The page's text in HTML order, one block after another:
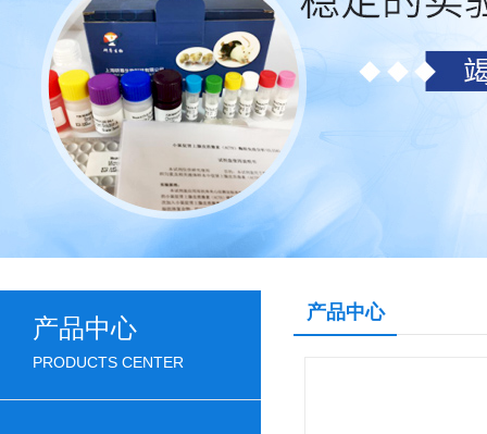
产品中心
PRODUCTS CENTER
产品中心